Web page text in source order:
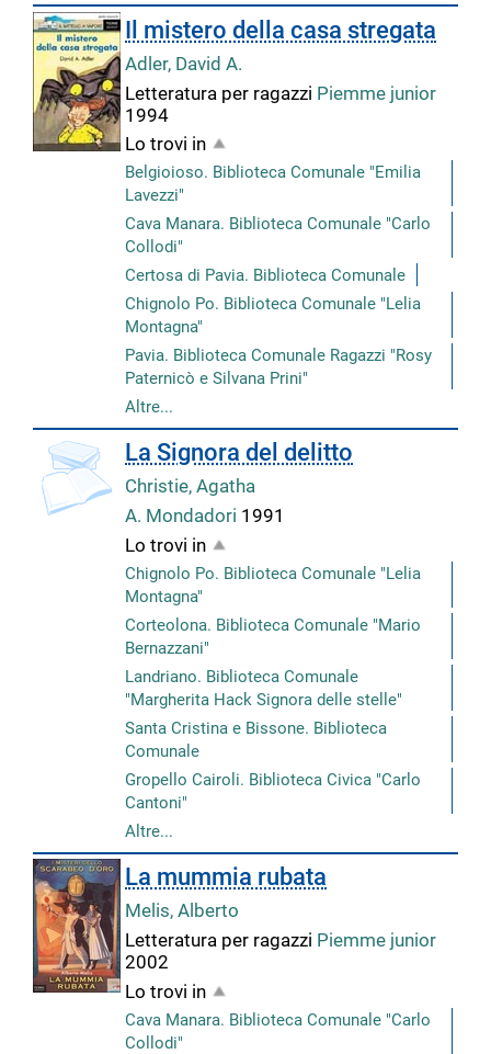
Il mistero della casa stregata
Adler, David A.
Letteratura per ragazzi Piemme junior
1994
Lo trovi in
Belgioioso. Biblioteca Comunale "Emilia
Lavezzi"
Cava Manara. Biblioteca Comunale "Carlo
Collodi"
Certosa di Pavia. Biblioteca Comunale
Chignolo Po. Biblioteca Comunale "Lelia
Montagna"
Pavia. Biblioteca Comunale Ragazzi "Rosy
Paternicò e Silvana Prini"
Altre...
La Signora del delitto
Christie, Agatha
A. Mondadori 1991
Lo trovi in
Chignolo Po. Biblioteca Comunale "Lelia
Montagna"
Corteolona. Biblioteca Comunale "Mario
Bernazzani"
Landriano. Biblioteca Comunale
"Margherita Hack Signora delle stelle"
Santa Cristina e Bissone. Biblioteca
Comunale
Gropello Cairoli. Biblioteca Civica "Carlo
Cantoni"
Altre...
La mummia rubata
Melis, Alberto
Letteratura per ragazzi Piemme junior
2002
Lo trovi in
Cava Manara. Biblioteca Comunale "Carlo
Collodi"